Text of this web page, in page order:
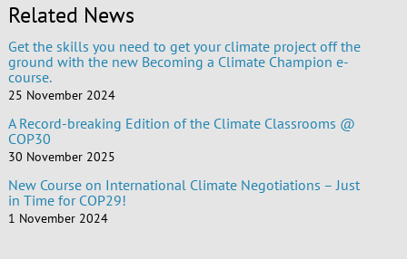
Related News
Get the skills you need to get your climate project off the
ground with the new Becoming a Climate Champion e-
course.
25 November 2024
A Record-breaking Edition of the Climate Classrooms @
COP30
30 November 2025
New Course on International Climate Negotiations – Just
in Time for COP29!
1 November 2024